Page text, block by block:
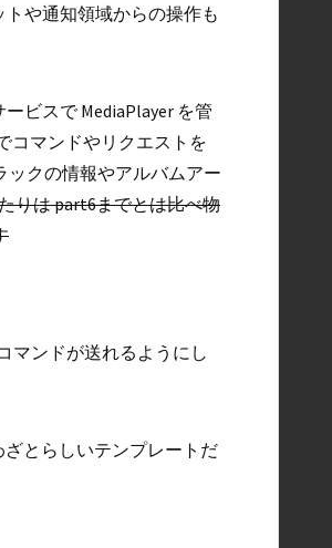
や通知領域からの操作も
ビスで MediaPlayer を管
コマンドやリクエストを
クの情報やアルバムアー
りは part6までとは比べ物
マンドが送れるようにし
とらしいテンプレートだ